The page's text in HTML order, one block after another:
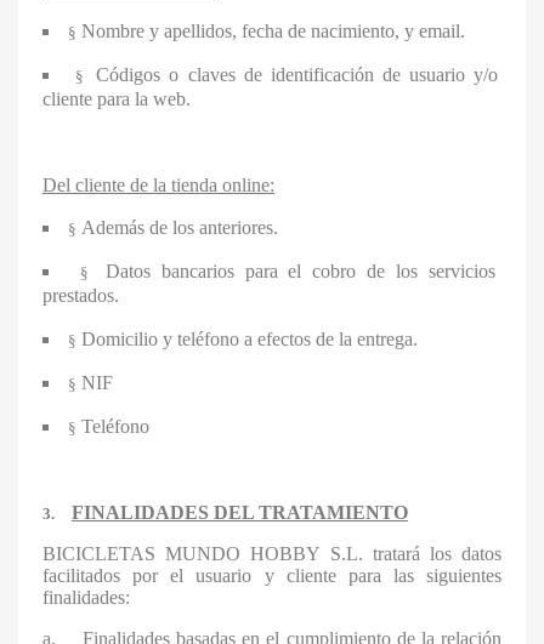
§ Nombre y apellidos, fecha de nacimiento, y email.
§
Códigos o claves de identificación de usuario y/o
cliente para la web.
Del cliente de la tienda online:
§ Además de los anteriores.
§
Datos bancarios para el cobro de los servicios
prestados.
§ Domicilio y teléfono a efectos de la entrega.
§ NIF
§ Teléfono
3.
FINALIDADES DEL TRATAMIENTO
BICICLETAS MUNDO HOBBY S.L. tratará los datos
facilitados por el usuario y cliente para las siguientes
finalidades:
a.
Finalidades basadas en el cumplimiento de la relación